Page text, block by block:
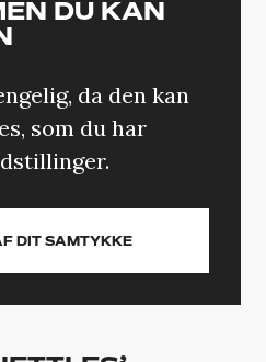
DU KAN
da den kan
som du har
DIT SAMTYKKE